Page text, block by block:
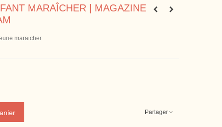
MARAÎCHER | MAGAZINE
maraicher
Partager